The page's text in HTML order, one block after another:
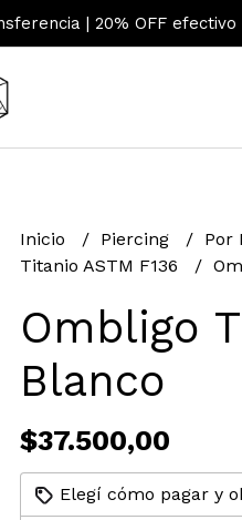
| 20% OFF
Inicio Piercing
Por
Titanio ASTM F136
Ombligo
Blanco
$37.500,00
Elegí cómo pagar y